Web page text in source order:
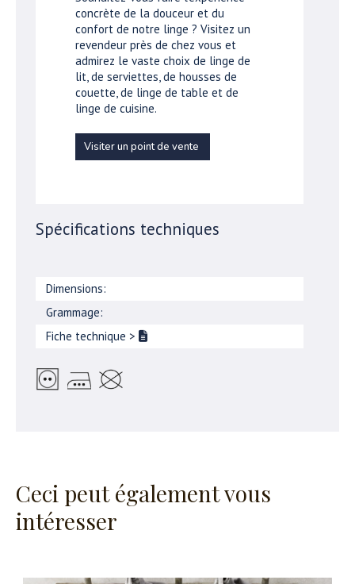
concrète de la douceur et du
confort de notre linge ? Visitez un
revendeur près de chez vous et
admirez le vaste choix de linge de
lit, de serviettes, de housses de
couette, de linge de table et de
linge de cuisine.
Visiter un point de vente
Spécifications techniques
Dimensions:
Grammage:
Fiche technique >
Ceci peut également vous
intéresser